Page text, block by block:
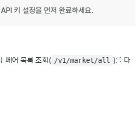
키 설정을 먼저 완료하세요.
페어 목록 조회( /v1/market/all
)를 다